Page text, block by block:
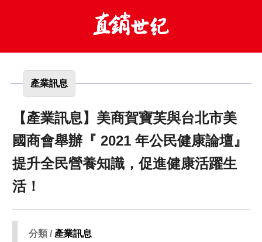
產業訊息
【產業訊息】美商賀寶芙與台北市美
國商會舉辦『 2021 年公民健康論壇』
提升全民營養知識，促進健康活躍生
活！
分類 / 產業訊息